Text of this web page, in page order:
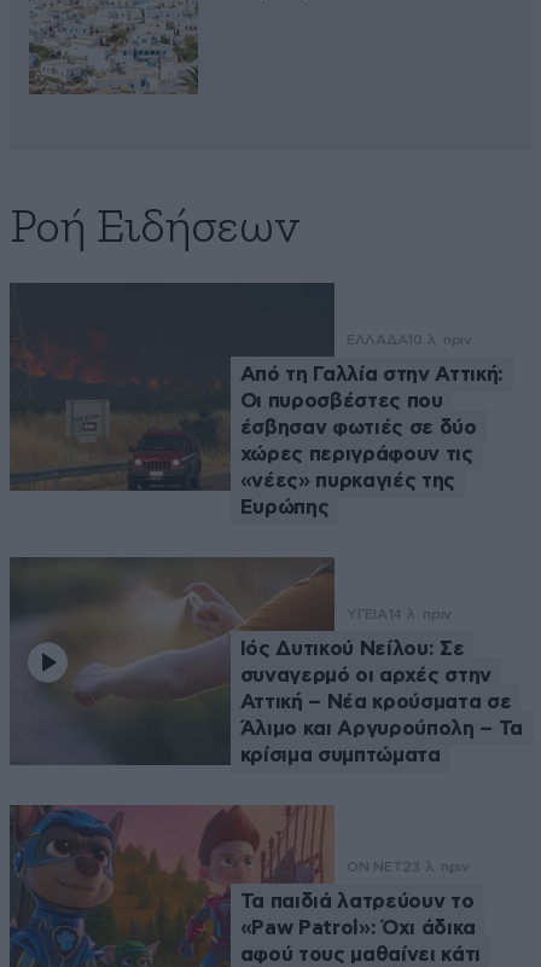
Ροή Ειδήσεων
ΕΛΛΑΔΑ 10 λ. πριν
Από τη Γαλλία στην Αττική:
Οι πυροσβέστες που
έσβησαν φωτιές σε δύο
χώρες περιγράφουν τις
«νέες» πυρκαγιές της
Ευρώπης
ΥΓΕΙΑ 14 λ. πριν
Ιός Δυτικού Νείλου: Σε
συναγερμό οι αρχές στην
Αττική – Νέα κρούσματα σε
Άλιμο και Αργυρούπολη – Τα
κρίσιμα συμπτώματα
ON NET23 λ. πριν
Τα παιδιά λατρεύουν το
«Paw Patrol»: Όχι άδικα
αφού τους μαθαίνει κάτι